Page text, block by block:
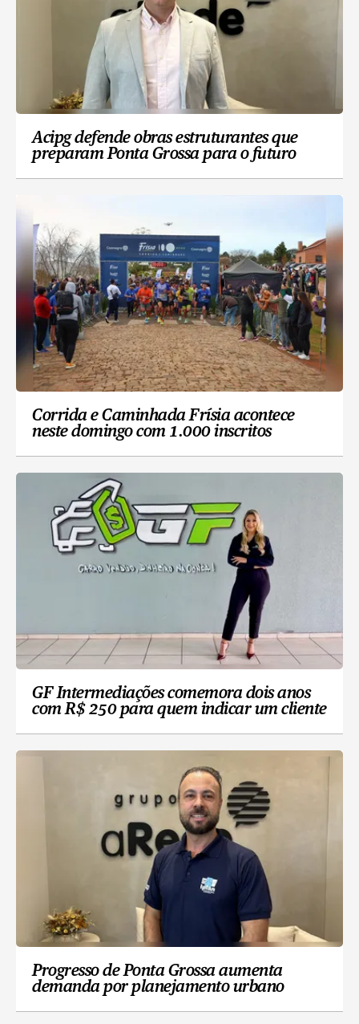
Acipg defende obras estruturantes que
preparam Ponta Grossa para o futuro
Corrida e Caminhada Frísia acontece
neste domingo com 1.000 inscritos
GF Intermediações comemora dois anos
com R$ 250 para quem indicar um cliente
Progresso de Ponta Grossa aumenta
demanda por planejamento urbano